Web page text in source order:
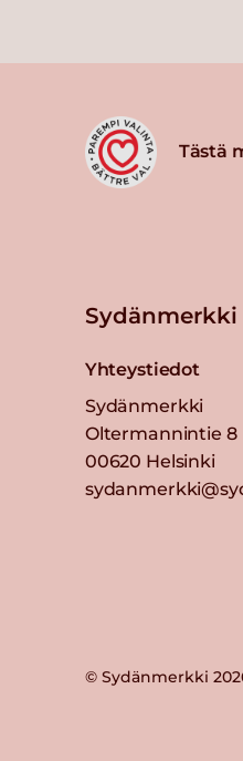
Tästä
Yhteystiedot
Sydänmerkki
Oltermannintie 8
00620 Helsinki
© Sydänmerkki